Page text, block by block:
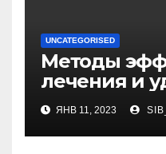
UNCATEGORISED
Методы
лечения и
папиллом:
ЯНВ 11, 2023